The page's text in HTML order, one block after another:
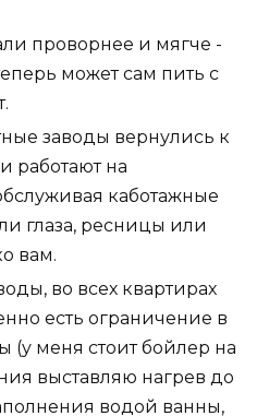
проворнее и мягче -
может сам пить с
заводы вернулись к
работают на
каботажные
глаза, ресницы или
вам.
во всех квартирах
есть ограничение в
(у меня стоит бойлер на
выставляю нагрев до
водой ванны,